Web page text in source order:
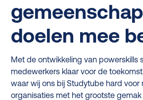
doelen mee
Met de ontwikkeling van powerskills
medewerkers klaar voor de
waar wij ons bij Studytube hard voor
organisaties met het grootste